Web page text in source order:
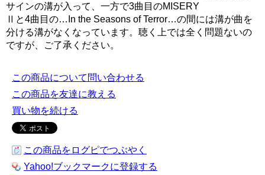
サインの溝が入って、一方で3曲目のMISERY
Ⅱと4曲目の…In the Seasons of Terror…の間には溝が曲を
分ける溝がなくなっています。聴く上では全く問題ないの
ですが、ご了承ください。
この商品について問い合わせる
この商品を友達に教える
買い物を続ける
この商品をログピでつぶやく
Yahoo!ブックマークに登録する